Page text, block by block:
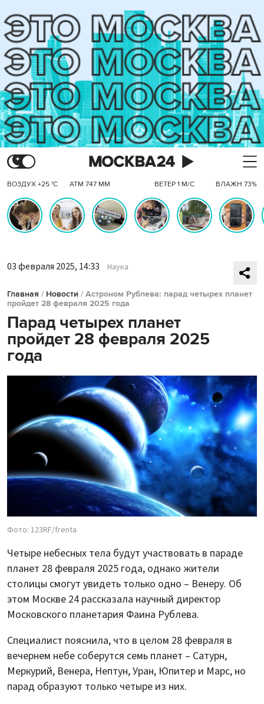
ВОЗДУХ +25 °C АТМ 747 ММ ВЕТЕР 1 М/С ВЛАЖН 73%
03 февраля 2025, 14:33 Наука
Главная / Новости /Астроном Рублева: парад четырех планет
пройдет 28 февраля 2025 года
Парад четырех планет
пройдет 28 февраля 2025
года
Фото: 123RF/frenta
Четыре небесных тела будут участвовать в параде
планет 28 февраля 2025 года, однако жители
столицы смогут увидеть только одно – Венеру. Об
этом Москве 24 рассказала научный директор
Московского планетария Фаина Рублева.
Специалист пояснила, что в целом 28 февраля в
вечернем небе соберутся семь планет – Сатурн,
Меркурий, Венера, Нептун, Уран, Юпитер и Марс, но
парад образуют только четыре из них.